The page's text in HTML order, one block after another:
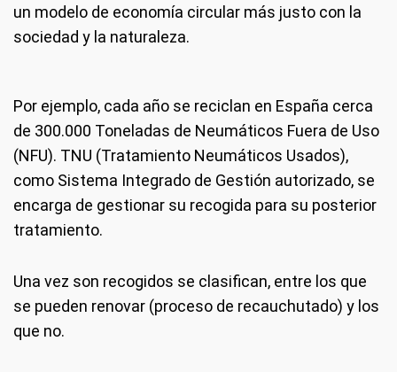
un modelo de economía circular más justo con la
sociedad y la naturaleza.
Por ejemplo, cada año se reciclan en España cerca
de 300.000 Toneladas de Neumáticos Fuera de Uso
(NFU). TNU (Tratamiento Neumáticos Usados),
como Sistema Integrado de Gestión autorizado, se
encarga de gestionar su recogida para su posterior
tratamiento.
Una vez son recogidos se clasifican, entre los que
se pueden renovar (proceso de recauchutado) y los
que no.